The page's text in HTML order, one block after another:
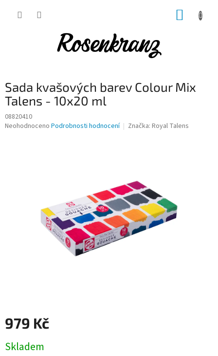
Sada kvašových barev Colour Mix
Talens - 10x20 ml
08820410
Průměrné
Neohodnoceno Podrobnosti hodnocení Značka: Royal Talens
979 Kč
cena:
Skladem